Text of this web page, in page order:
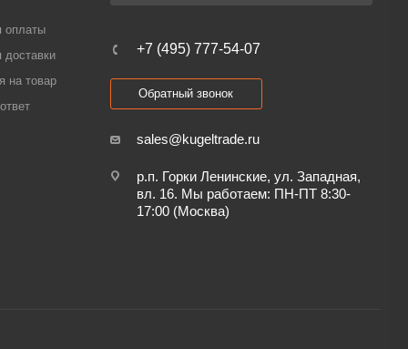
оплаты
доставки
на товар
+7 (495) 777-54-07
Обратный звонок
sales@kugeltrade.ru
р.п. Горки Ленинские, ул. Западная,
вл. 16. Мы работаем: ПН-ПТ 8:30-
17:00 (Москва)